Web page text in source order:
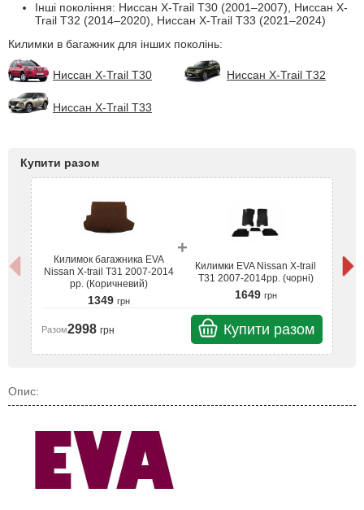
Інші покоління: Ниссан X-Trail T30 (2001–2007), Ниссан X-
Trail T32 (2014–2020), Ниссан X-Trail T33 (2021–2024)
Килимки в багажник для інших поколінь:
Ниссан X-Trail T30 Ниссан X-Trail T32
Ниссан X-Trail T33
Купити разом
Килимок багажника EVA
Nissan X-trail T31 2007-2014
рр. (Коричневий)
1349 грн
+
Килимки EVA Nissan X-trail
T31 2007-2014рр. (чорні)
1649 грн
Разом2998 грн Купити разом
Опис: